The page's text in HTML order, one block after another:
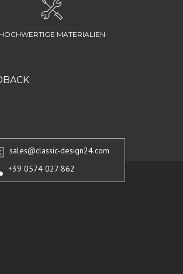
HOCHWERTIGE MATERIALIEN
sales@classic-design24.com
+39 0574 027 862